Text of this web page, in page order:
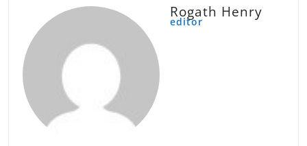
Rogath Henry
editor